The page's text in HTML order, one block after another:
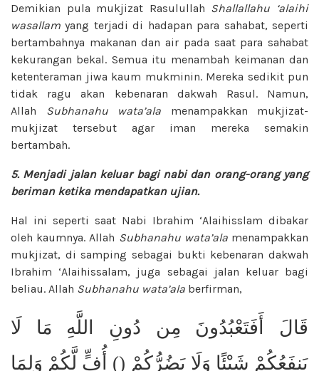
Demikian pula mukjizat Rasulullah Shallallahu ‘alaihi
wasallam yang terjadi di hadapan para sahabat, seperti
bertambahnya makanan dan air pada saat para sahabat
kekurangan bekal. Semua itu menambah keimanan dan
ketenteraman jiwa kaum mukminin. Mereka sedikit pun
tidak ragu akan kebenaran dakwah Rasul. Namun,
Allah Subhanahu wata’ala menampakkan mukjizat-
mukjizat tersebut agar iman mereka semakin
bertambah.
5. Menjadi jalan keluar bagi nabi dan orang-orang yang
beriman ketika mendapatkan ujian.
Hal ini seperti saat Nabi Ibrahim ‘Alaihisslam dibakar
oleh kaumnya. Allah Subhanahu wata’alamenampakkan
mukjizat, di samping sebagai bukti kebenaran dakwah
Ibrahim ‘Alaihissalam, juga sebagai jalan keluar bagi
beliau. Allah Subhanahu wata’ala berfirman,
قَالَ أَفَتَعْبُدُونَ مِن دُونِ اللَّهِ مَا لَا
يَنفَعُكُمْ شَيْئًا وَلَا يَضُرُّكُمْ () أُفٍّ لَّكُمْ وَلِمَا